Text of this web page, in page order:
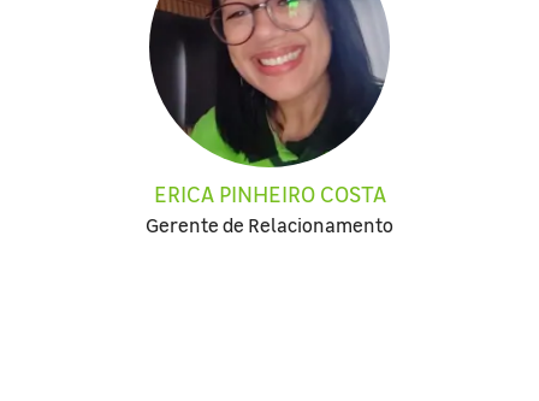
ERICA PINHEIRO COSTA
Gerente de Relacionamento